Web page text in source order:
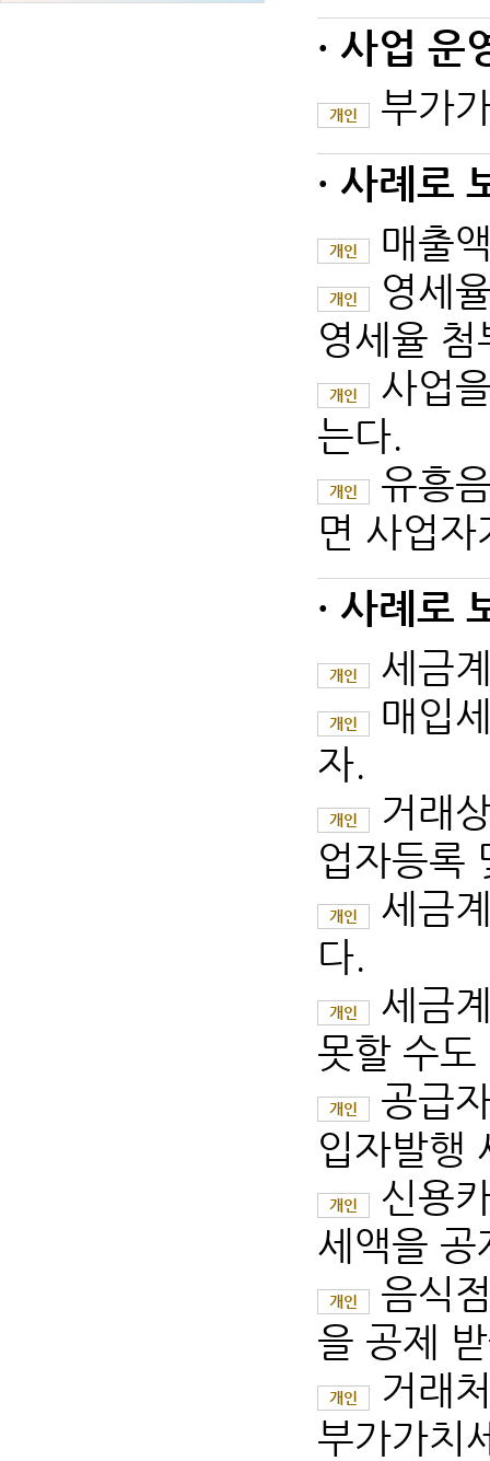
· 사업 운
개인 부가
· 사례로
개인 매출
개인
영세
영세율
개인
사업
는다.
개인
유흥
면 사업
· 사례로
개인 세금
개인
매입
자.
개인
거래
업자등록
개인
세금
다.
개인
세금
못할 수도
개인
공급
입자발행
개인
신용
세액을
개인
음식
을 공제
개인
거래
부가가치